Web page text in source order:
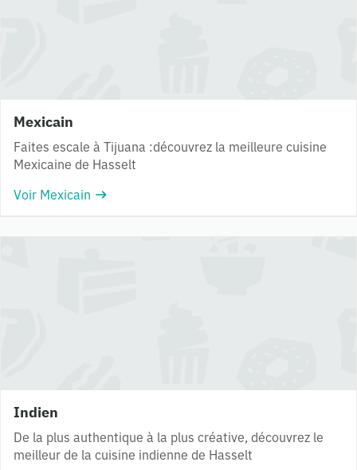
Mexicain
Faites escale à Tijuana :découvrez la meilleure cuisine
Mexicaine de Hasselt
Voir Mexicain
Indien
De la plus authentique à la plus créative, découvrez le
meilleur de la cuisine indienne de Hasselt